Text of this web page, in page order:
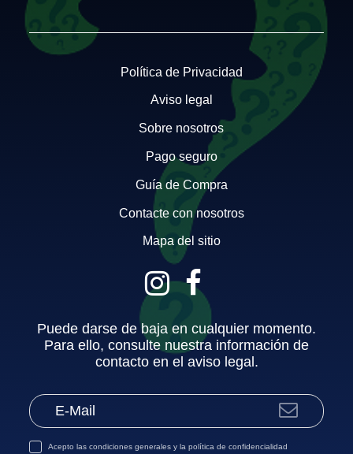
Política de Privacidad
Aviso legal
Sobre nosotros
Pago seguro
Guía de Compra
Contacte con nosotros
Mapa del sitio
Puede darse de baja en cualquier momento.
Para ello, consulte nuestra información de
contacto en el aviso legal.
Acepto lascondiciones generales y lapolítica de confidencialidad